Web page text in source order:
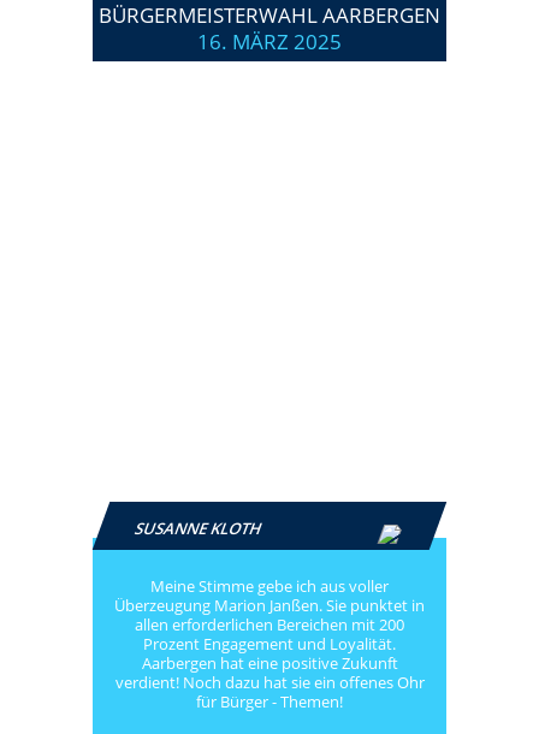
BÜRGERMEISTERWAHL AARBERGEN
16. MÄRZ 2025
SUSANNE KLOTH
Meine Stimme gebe ich aus voller
Überzeugung Marion Janßen. Sie punktet in
allen erforderlichen Bereichen mit 200
Prozent Engagement und Loyalität.
Aarbergen hat eine positive Zukunft
verdient! Noch dazu hat sie ein offenes Ohr
für Bürger - Themen!